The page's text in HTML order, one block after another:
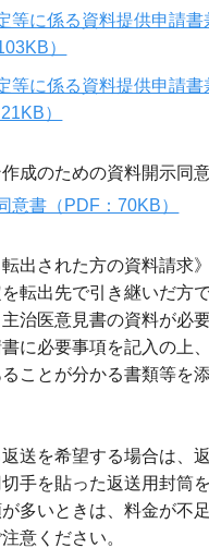
等に係る資料提供申請書
）
等に係る資料提供申請書
）
成のための資料開示同
意書（PDF：70KB）
転出された方の資料請求》
転出先で引き継いだ方
治医意見書の資料が必
に必要事項を記入の上
ことが分かる書類等を
送を希望する場合は、
手を貼った返送用封筒
多いときは、料金が不
意ください。